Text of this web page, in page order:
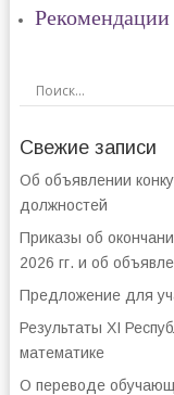
Рекомендации
Свежие записи
Об объявлении
должностей
Приказы об
2026 гг. и об
Предложение для
Результаты XI
математике
О переводе